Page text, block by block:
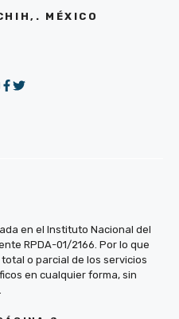
MÉXICO
en el Instituto Nacional del
RPDA-01/2166. Por lo que
o parcial de los servicios
en cualquier forma, sin